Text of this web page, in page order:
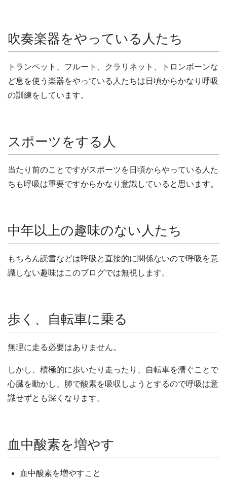
吹奏楽器をやっている人たち
トランペット、フルート、クラリネット、トロンボーンな
ど息を使う楽器をやっている人たちは日頃からかなり呼吸
の訓練をしています。
スポーツをする人
当たり前のことですがスポーツを日頃からやっている人た
ちも呼吸は重要ですからかなり意識していると思います。
中年以上の趣味のない人たち
もちろん読書などは呼吸と直接的に関係ないので呼吸を意
識しない趣味はこのブログでは無視します。
歩く、自転車に乗る
無理に走る必要はありません。
しかし、積極的に歩いたり走ったり、自転車を漕ぐことで
心臓を動かし、肺で酸素を吸収しようとするので呼吸は意
識せずとも深くなります。
血中酸素を増やす
血中酸素を増やすこと